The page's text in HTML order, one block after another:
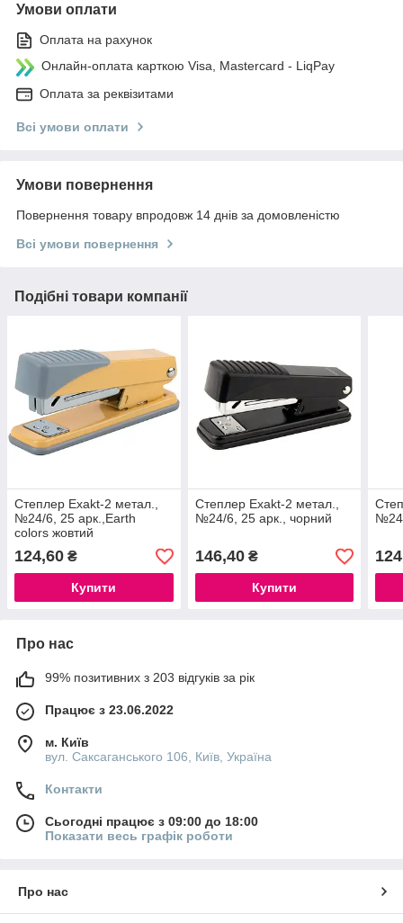
Умови оплати
Оплата на рахунок
Онлайн-оплата карткою Visa, Mastercard - LiqPay
Оплата за реквізитами
Всі умови оплати
Умови повернення
Повернення товару впродовж 14 днів за домовленістю
Всі умови повернення
Подібні товари компанії
Степлер Exakt-2 метал.,
№24/6, 25 арк.,Earth
colors жовтий
124,60 ₴
Купити
Степлер Exakt-2 метал.,
№24/6, 25 арк., чорний
146,40₴
Купити
Про нас
99% позитивних з 203 відгуків за рік
Працює з 23.06.2022
м. Київ
вул. Саксаганського 106, Київ, Україна
Контакти
Сьогодні працює з 09:00 до 18:00
Показати весь графік роботи
Про нас